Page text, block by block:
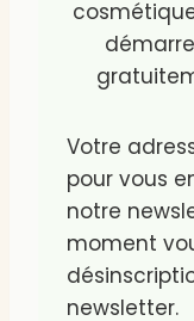
Votre
pour vous
notre
moment
newsletter.